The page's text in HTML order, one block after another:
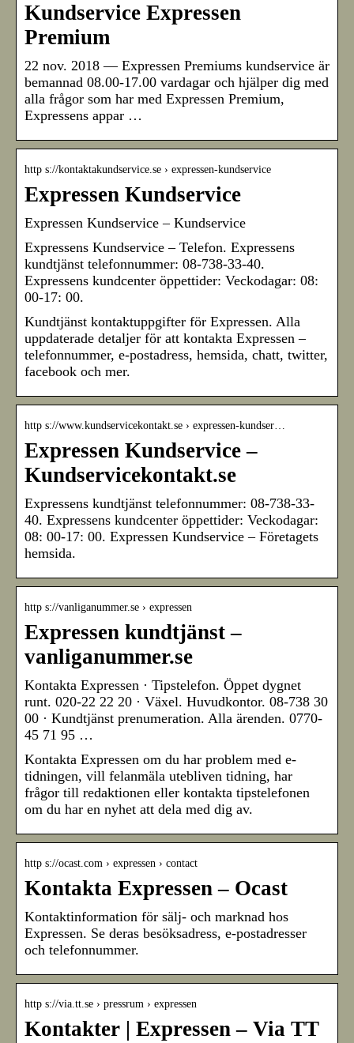
Kundservice Expressen
Premium
22 nov. 2018 — Expressen Premiums kundservice är
bemannad 08.00-17.00 vardagar och hjälper dig med
alla frågor som har med Expressen Premium,
Expressens appar …
http s://kontaktakundservice.se › expressen-kundservice
Expressen Kundservice
Expressen Kundservice – Kundservice
Expressens Kundservice – Telefon. Expressens
kundtjänst telefonnummer: 08-738-33-40.
Expressens kundcenter öppettider: Veckodagar: 08:
00-17: 00.
Kundtjänst kontaktuppgifter för Expressen. Alla
uppdaterade detaljer för att kontakta Expressen –
telefonnummer, e-postadress, hemsida, chatt, twitter,
facebook och mer.
http s://www.kundservicekontakt.se › expressen-kundser…
Expressen Kundservice –
Kundservicekontakt.se
Expressens kundtjänst telefonnummer: 08-738-33-
40. Expressens kundcenter öppettider: Veckodagar:
08: 00-17: 00. Expressen Kundservice – Företagets
hemsida.
http s://vanliganummer.se › expressen
Expressen kundtjänst –
vanliganummer.se
Kontakta Expressen · Tipstelefon. Öppet dygnet
runt. 020-22 22 20 · Växel. Huvudkontor. 08-738 30
00 · Kundtjänst prenumeration. Alla ärenden. 0770-
45 71 95 …
Kontakta Expressen om du har problem med e-
tidningen, vill felanmäla utebliven tidning, har
frågor till redaktionen eller kontakta tipstelefonen
om du har en nyhet att dela med dig av.
http s://ocast.com › expressen › contact
Kontakta Expressen – Ocast
Kontaktinformation för sälj- och marknad hos
Expressen. Se deras besöksadress, e-postadresser
och telefonnummer.
http s://via.tt.se › pressrum › expressen
Kontakter | Expressen – Via TT